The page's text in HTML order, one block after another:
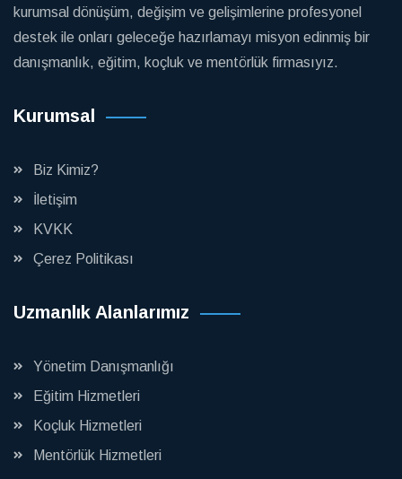
kurumsal dönüşüm, değişim ve gelişimlerine profesyonel
destek ile onları geleceğe hazırlamayı misyon edinmiş bir
danışmanlık, eğitim, koçluk ve mentörlük firmasıyız.
Kurumsal
Biz Kimiz?
İletişim
KVKK
Çerez Politikası
Uzmanlık Alanlarımız
Yönetim Danışmanlığı
Eğitim Hizmetleri
Koçluk Hizmetleri
Mentörlük Hizmetleri